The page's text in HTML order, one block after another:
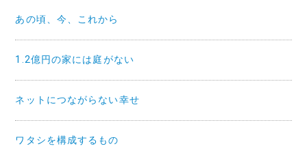
あの頃、今、これから
1.2億円の家には庭がない
ネットにつながらない幸せ
ワタシを構成するもの